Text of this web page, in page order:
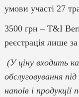
умови участі 27
3500 грн – T&I
реєстрація лише
(У ціну входить
обслуговування
напоїв і